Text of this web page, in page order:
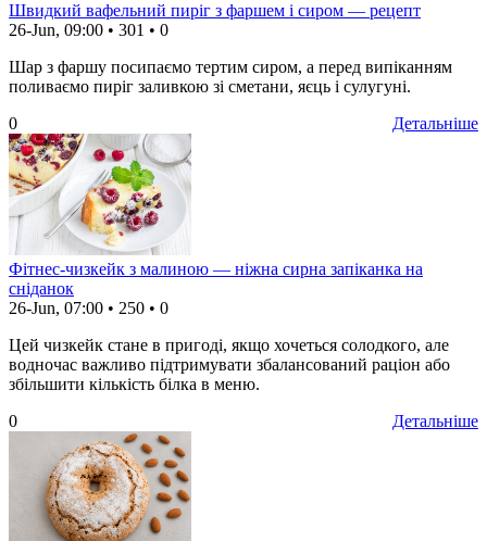
Швидкий вафельний пиріг з фаршем і сиром — рецепт
26-Jun, 09:00 • 301 • 0
Шар з фаршу посипаємо тертим сиром, а перед випіканням
поливаємо пиріг заливкою зі сметани, яєць і сулугуні.
Детальніше
0
Фітнес-чизкейк з малиною — ніжна сирна запіканка на
сніданок
26-Jun, 07:00 • 250 • 0
Цей чизкейк стане в пригоді, якщо хочеться солодкого, але
водночас важливо підтримувати збалансований раціон або
збільшити кількість білка в меню.
Детальніше
0